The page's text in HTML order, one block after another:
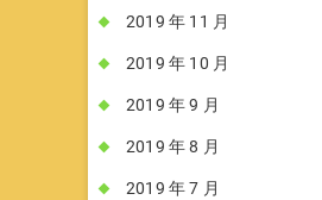
2019 年 11 月
2019 年 10 月
2019 年 9 月
2019 年 8 月
2019 年 7 月